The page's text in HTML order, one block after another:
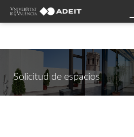
Solicitud de espacios